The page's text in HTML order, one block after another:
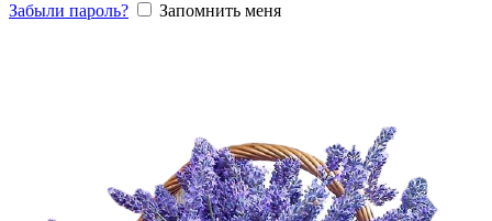
Забыли пароль? Запомнить меня